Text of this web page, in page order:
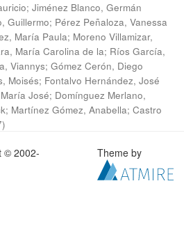
; Jiménez Blanco, Germán
Guillermo; Pérez Peñaloza, Vanessa
María Paula; Moreno Villamizar,
María Carolina de la; Ríos García,
Viannys; Gómez Cerón, Diego
Moisés; Fontalvo Hernández, José
José; Domínguez Merlano,
; Martínez Gómez, Anabella; Castro
)
© 2002-
Theme by